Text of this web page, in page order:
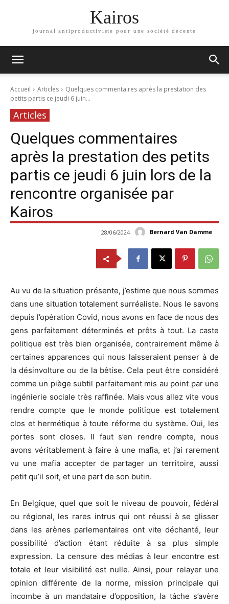
Kairos
journal antiproductiviste pour une société décente
Accueil Articles
Quelques commentaires après la prestation des
petits partis ce jeudi 6 juin...
Articles
Quelques commentaires
après la prestation des petits
partis ce jeudi 6 juin lors de la
rencontre organisée par
Kairos
Bernard Van Damme
28/06/2024
Au vu de la situation présente, j’estime que nous sommes
dans une situation totalement surréaliste. Nous le savons
depuis l’opération Covid, nous avons en face de nous des
gens parfaitement déterminés et prêts à tout. La caste
politique est très bien organisée, contrairement même à
certaines apparences qui nous laisseraient penser à de
la désinvolture ou de la bêtise. Cela peut être considéré
comme un piège subtil parfaitement mis au point par une
ingénierie sociale très raffinée. Mais vous allez vite vous
rendre compte que le monde politique est totalement
clos et hermétique à toute réforme du système. Oui, les
portes sont closes. Il faut s’en rendre compte, nous
avons véritablement à faire à une mafia, et j’ai rarement
vu une mafia accepter de partager un territoire, aussi
petit qu’il soit, et une part de son butin.
En Belgique, quel que soit le niveau de pouvoir, fédéral
ou régional, les rares intrus qui ont réussi à se glisser
dans les arènes parlementaires ont vite déchanté, leur
possibilité d’action étant réduite à sa plus simple
expression. La censure des médias à leur encontre est
totale et leur visibilité est nulle. Ainsi, pour relayer une
opinion différente de la norme, mission principale qui
incombe à un mandataire d’opposition, la tâche s’avère